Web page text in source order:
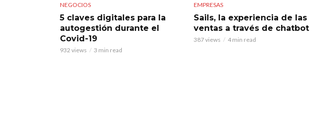
NEGOCIOS
5 claves digitales para la
autogestión durante el
Covid-19
932 views 3 min read
EMPRESAS
Sails, la experiencia de las
ventas a través de chatbot
387 views 4 min read